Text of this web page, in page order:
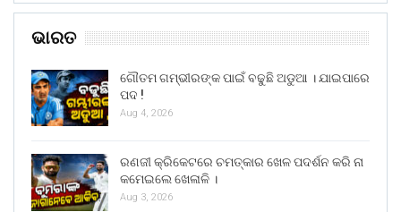
ଭାରତ
ଗୌତମ ଗମ୍ଭୀରଙ୍କ ପାଇଁ ବଢୁଛି ଅଡୁଆ । ଯାଇପାରେ
ପଦ !
Aug 4, 2026
ରଣଜୀ କ୍ରିକେଟରେ ଚମତ୍କାର ଖେଳ ପଦର୍ଶନ କରି ନା
କମେଇଲେ ଖେଳାଳି ।
Aug 3, 2026